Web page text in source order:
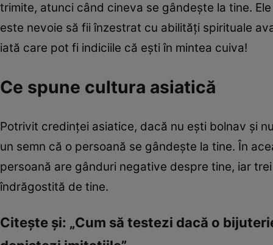
trimite, atunci când cineva se gândeşte la tine.
este nevoie să fii înzestrat cu abilităţi spirituale
iată care pot fi indiciile că eşti în mintea cuiva!
Ce spune cultura asiatică
Potrivit credinţei asiatice, dacă nu eşti bolnav şi
un semn că o persoană se gândeşte la tine. În
persoană are gânduri negative despre tine, iar
îndrăgostită de tine.
Citeşte şi: „Cum să testezi dacă o